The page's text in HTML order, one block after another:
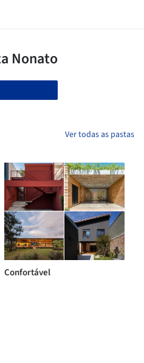
Ver todas as pastas
Confortável